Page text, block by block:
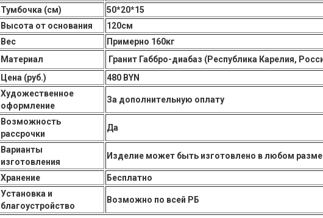
Тумбочка (см)
50*20*15
Высота от основания
120см
Вес
Примерно 160кг
Материал
Гранит Габбро-диабаз (Республика Карелия,
Цена (руб.)
480 BYN
Художественное
оформление
За дополнительную оплату
Возможность
рассрочки
Да
Варианты
изготовления
Изделие может быть изготовлено в любом
Хранение
Бесплатно
Установка и
благоустройство
Возможно по всей РБ